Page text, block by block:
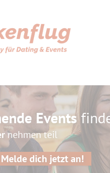
Events
nehmen teil
dich jetzt an!